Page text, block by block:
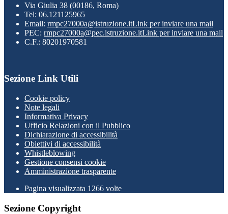
Via Giulia 38 (00186, Roma)
Tel: 06.121125965
Email: rmpc27000a@istruzione.itLink per inviare una mail
PEC: rmpc27000a@pec.istruzione.itLink per inviare una mail
C.F.: 80201970581
Sezione Link Utili
Cookie policy
Note legali
Informativa Privacy
Ufficio Relazioni con il Pubblico
Dichiarazione di accessibilità
Obiettivi di accessibilità
Whistleblowing
Gestione consensi cookie
Amministrazione trasparente
Pagina visualizzata 1266 volte
Sezione Copyright